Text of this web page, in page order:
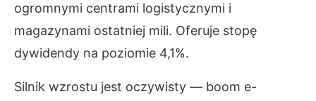
ogromnymi centrami logistycznymi i
magazynami ostatniej mili. Oferuje stopę
dywidendy na poziomie 4,1%.
Silnik wzrostu jest oczywisty — boom e-